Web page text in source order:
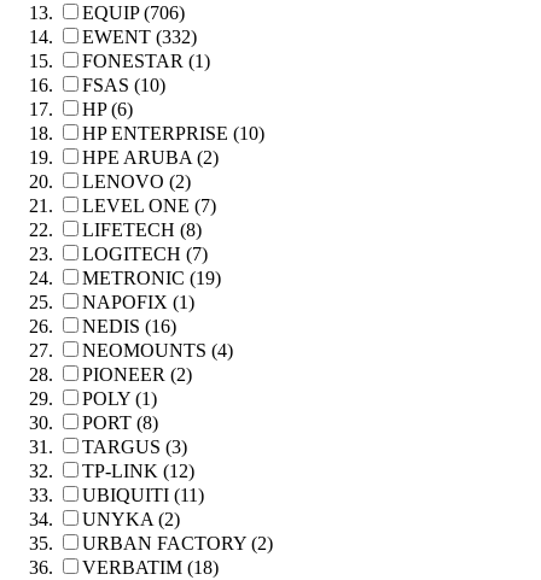
EQUIP (706)
EWENT (332)
FONESTAR (1)
FSAS (10)
HP (6)
HP ENTERPRISE (10)
HPE ARUBA (2)
LENOVO (2)
LEVEL ONE (7)
LIFETECH (8)
LOGITECH (7)
METRONIC (19)
NAPOFIX (1)
NEDIS (16)
NEOMOUNTS (4)
PIONEER (2)
POLY (1)
PORT (8)
TARGUS (3)
TP-LINK (12)
UBIQUITI (11)
UNYKA (2)
URBAN FACTORY (2)
VERBATIM (18)